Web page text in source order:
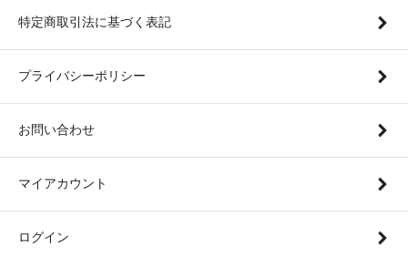
特定商取引法に基づく表記
プライバシーポリシー
お問い合わせ
マイアカウント
ログイン